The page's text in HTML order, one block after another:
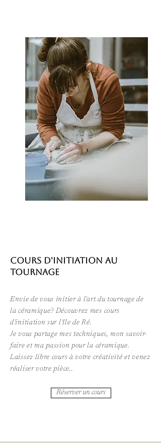
COURS D'INITIATION AU
TOURNAGE
Envie de vous initier à l'art du tournage de
la céramique? Découvrez mes cours
d'initiation sur l'île de Ré.
Je vous partage mes techniques, mon savoir-
faire et ma passion pour la céramique.
Laissez libre cours à votre créativité et venez
réaliser votre pièce..
Réserver un cours